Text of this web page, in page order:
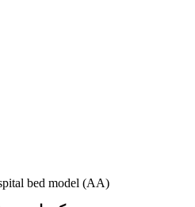
bed model (AA)